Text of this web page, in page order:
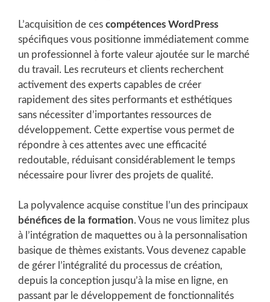
L’acquisition de ces compétences WordPress
spécifiques vous positionne immédiatement comme
un professionnel à forte valeur ajoutée sur le marché
du travail. Les recruteurs et clients recherchent
activement des experts capables de créer
rapidement des sites performants et esthétiques
sans nécessiter d’importantes ressources de
développement. Cette expertise vous permet de
répondre à ces attentes avec une efficacité
redoutable, réduisant considérablement le temps
nécessaire pour livrer des projets de qualité.
La polyvalence acquise constitue l’un des principaux
bénéfices de la formation. Vous ne vous limitez plus
à l’intégration de maquettes ou à la personnalisation
basique de thèmes existants. Vous devenez capable
de gérer l’intégralité du processus de création,
depuis la conception jusqu’à la mise en ligne, en
passant par le développement de fonctionnalités